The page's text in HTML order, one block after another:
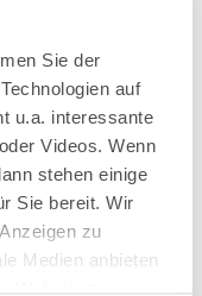
Sie der
auf
u.a. interessante
Videos. Wenn
stehen einige
Sie bereit. Wir
zu
Medien anbieten